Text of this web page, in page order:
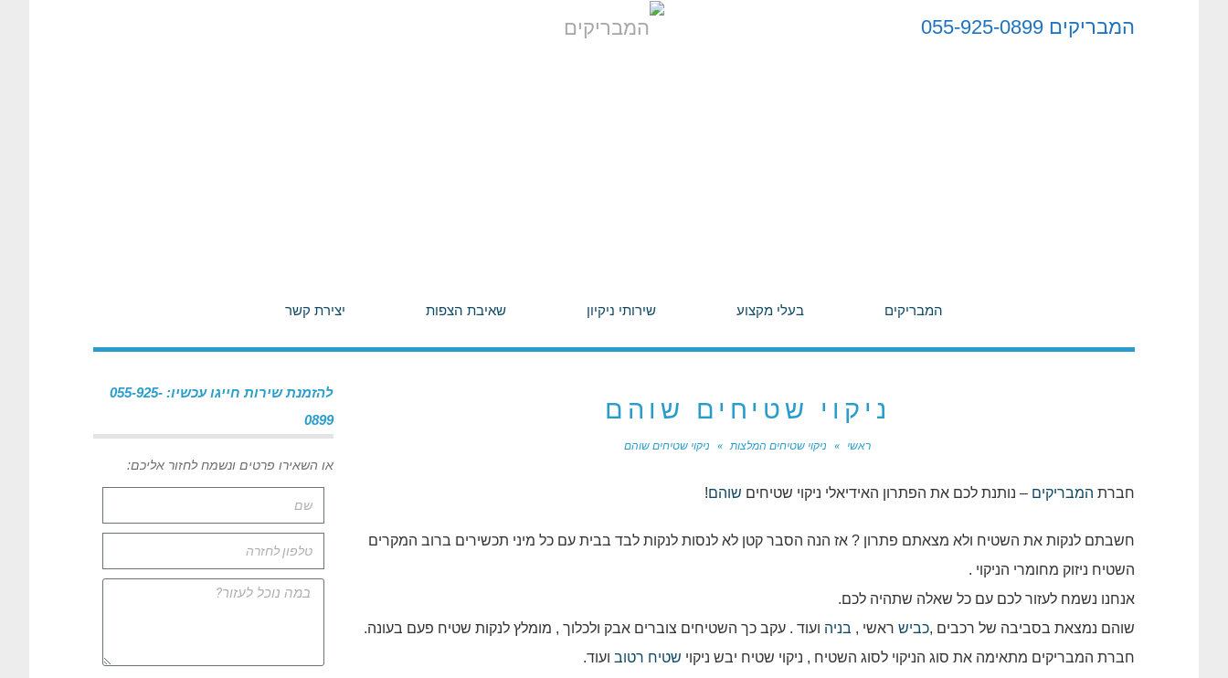
המבריקים 055-925-0899
המבריקים בעלי מקצוע שירותי ניקיון שאיבת הצפות יצירת קשר
ניקוי שטיחים שוהם
ראשי » ניקוי שטיחים המלצות » ניקוי שטיחים שוהם
חברת המבריקים – נותנת לכם את הפתרון האידיאלי ניקוי שטיחים שוהם!
חשבתם לנקות את השטיח ולא מצאתם פתרון ? אז הנה הסבר קטן לא לנסות לנקות לבד בבית עם כל מיני תכשירים ברוב המקרים
השטיח ניזוק מחומרי הניקוי .
אנחנו נשמח לעזור לכם עם כל שאלה שתהיה לכם.
שוהם נמצאת בסביבה של רכבים ,כביש ראשי , בניה ועוד . עקב כך השטיחים צוברים אבק ולכלוך , מומלץ לנקות שטיח פעם בעונה.
חברת המבריקים מתאימה את סוג הניקוי לסוג השטיח , ניקוי שטיח יבש ניקוי שטיח רטוב ועוד.
להזמנת שירות חייגו עכשיו: 055-925-
0899
או השאירו פרטים ונשמח לחזור אליכם: